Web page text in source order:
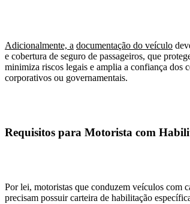
Adicionalmente, a documentação do veículo
e cobertura de seguro de passageiros, que
minimiza riscos legais e amplia a confiança dos
corporativos ou governamentais.
Requisitos para Motorista com
Por lei, motoristas que conduzem veículos com
precisam possuir carteira de habilitação